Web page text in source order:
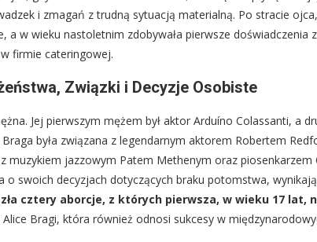
i zmagań z trudną sytuacją materialną. Po stracie ojca,
a w wieku nastoletnim zdobywała pierwsze doświadczenia
firmie cateringowej.
Związki i Decyzje Osobiste
Jej pierwszym mężem był aktor Arduíno Colassanti, a
była związana z legendarnym aktorem Robertem
muzykiem jazzowym Patem Methenym oraz piosenkarzem
o swoich decyzjach dotyczących braku potomstwa,
cztery aborcje, z których pierwsza, w wieku 17 lat,
Bragi, która również odnosi sukcesy w